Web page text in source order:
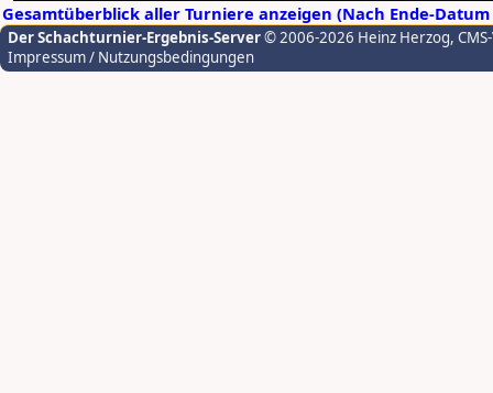
Gesamtüberblick aller Turniere anzeigen (Nach Ende-
Der Schachturnier-Ergebnis-Server© 2006-2026 Heinz Herzog,
Impressum / Nutzungsbedingungen